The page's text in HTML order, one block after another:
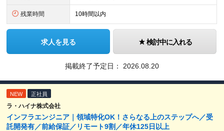
残業時間 10時間以内
求人を見る 検討中に入れる
掲載終了予定日： 2026.08.20
NEW 正社員
ラ・ハイナ株式会社
インフラエンジニア｜領域特化OK！さらなる上のステップへ／受
託開発有／前給保証／リモート9割／年休125日以上